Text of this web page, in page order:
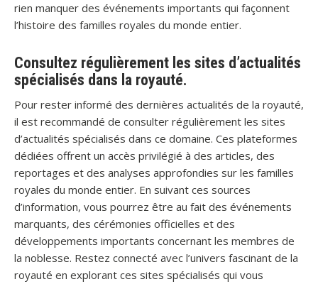
rien manquer des événements importants qui façonnent
l’histoire des familles royales du monde entier.
Consultez régulièrement les sites d’actualités
spécialisés dans la royauté.
Pour rester informé des dernières actualités de la royauté,
il est recommandé de consulter régulièrement les sites
d’actualités spécialisés dans ce domaine. Ces plateformes
dédiées offrent un accès privilégié à des articles, des
reportages et des analyses approfondies sur les familles
royales du monde entier. En suivant ces sources
d’information, vous pourrez être au fait des événements
marquants, des cérémonies officielles et des
développements importants concernant les membres de
la noblesse. Restez connecté avec l’univers fascinant de la
royauté en explorant ces sites spécialisés qui vous